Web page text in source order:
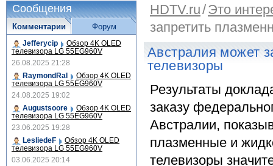
HDTV.ru/Это
запретить
Австралия может
телевизоры
Результаты
заказу
Австралии,
плазменные и
телевизоры
Сообщения
Комментарии
Jefferycip Обзор 4K OLED
телевизора LG 55EG960V
26.08.2025 21:28
RaymondRal
Обзор 4K OLED
телевизора LG 55EG960V
24.08.2025 19:02
Augustsoore
Обзор 4K OLED
телевизора LG 55EG960V
23.06.2025 19:28
LesliedeF
Обзор 4K OLED
телевизора LG 55EG960V
03.06.2025 20:14
Форум